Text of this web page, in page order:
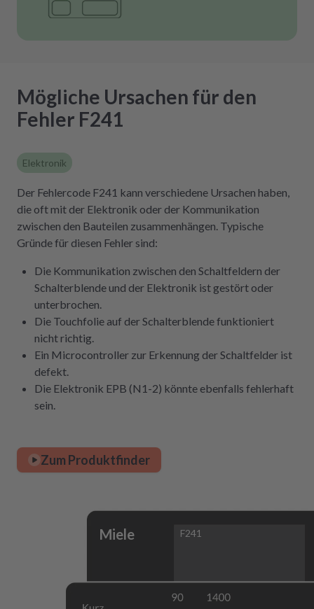
Mögliche Ursachen für den
Fehler F241
Elektronik
Der Fehlercode F241 kann verschiedene Ursachen haben,
die oft mit der Elektronik oder der Kommunikation
zwischen den Bauteilen zusammenhängen. Typische
Gründe für diesen Fehler sind:
Die Kommunikation zwischen den Schaltfeldern der
Schalterblende und der Elektronik ist gestört oder
unterbrochen.
Die Touchfolie auf der Schalterblende funktioniert
nicht richtig.
Ein Microcontroller zur Erkennung der Schaltfelder ist
defekt.
Die Elektronik EPB (N1-2) könnte ebenfalls fehlerhaft
sein.
Zum Produktfinder
Miele F241